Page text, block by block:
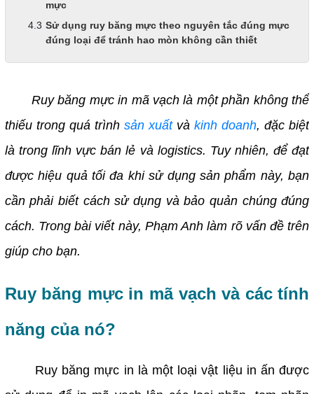
mực
Sử dụng ruy băng mực theo nguyên tắc đúng mực
đúng loại để tránh hao mòn không cần thiết
Ruy băng mực in mã vạch là một phần không thể
thiếu trong quá trình sản xuấtvàkinh doanh, đặc biệt
là trong lĩnh vực bán lẻ và logistics. Tuy nhiên, để đạt
được hiệu quả tối đa khi sử dụng sản phẩm này, bạn
cần phải biết cách sử dụng và bảo quản chúng đúng
cách. Trong bài viết này, Phạm Anh làm rõ vấn đề trên
giúp cho bạn.
Ruy băng mực in mã vạch và các tính
năng của nó?
Ruy băng mực in là một loại vật liệu in ấn được